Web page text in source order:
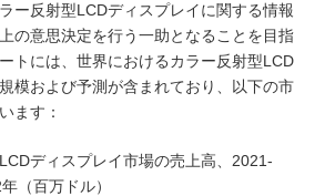
ー反射型LCDディスプレイに関する情報
の意思決定を行う一助となることを目指
トには、世界におけるカラー反射型LCD
模および予測が含まれており、以下の市
ます：
ディスプレイ市場の売上高、2021-
（百万ドル）